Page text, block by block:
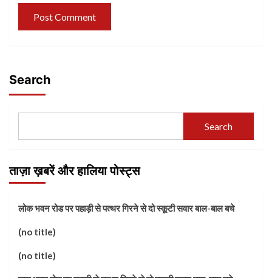
Search
Search
ताज़ा ख़बरें और हालिया पोस्ट्स
लोक भवन रोड पर पहाड़ी से पत्थर गिरने से दो स्कूटी सवार बाल-बाल बचे
(no title)
(no title)